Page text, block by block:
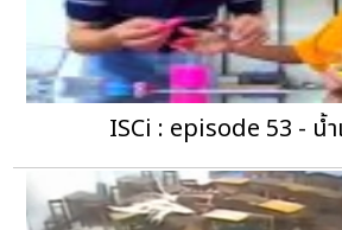
ISCi : episode 53 - น้ำ